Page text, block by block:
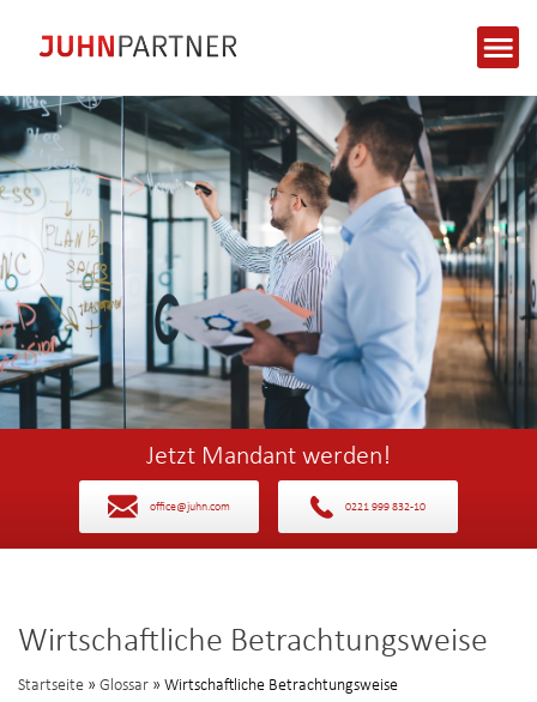
Jetzt Mandant werden!
office@juhn.com 0221 999 832-10
Wirtschaftliche Betrachtungsweise
Startseite » Glossar » Wirtschaftliche Betrachtungsweise